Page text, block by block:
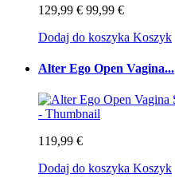
129,99 € 99,99 €
Dodaj do koszyka Koszyk
Alter Ego Open Vagina...
119,99 €
Dodaj do koszyka Koszyk